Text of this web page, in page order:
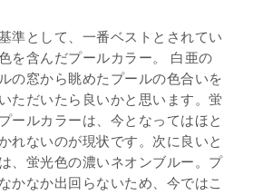
準として、一番ベストとされてい
を含んだプールカラー。 白亜の
の窓から眺めたプールの色合いを
ただいたら良いかと思います。蛍
ールカラーは、今となってはほと
れないのが現状です。次に良いと
、蛍光色の濃いネオンブルー。プ
かなか出回らないため、今ではこ